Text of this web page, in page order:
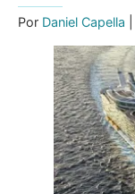
Por Daniel Capella